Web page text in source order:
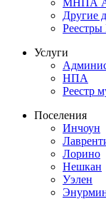
Другие
Услуги
НПА
Реестр
Поселения
Инчоун
Лорино
Нешкан
Уэлен